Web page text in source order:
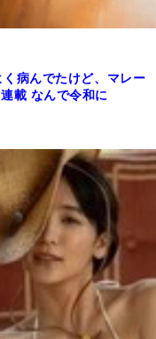
病んでたけど、マレー
載 なんで令和に